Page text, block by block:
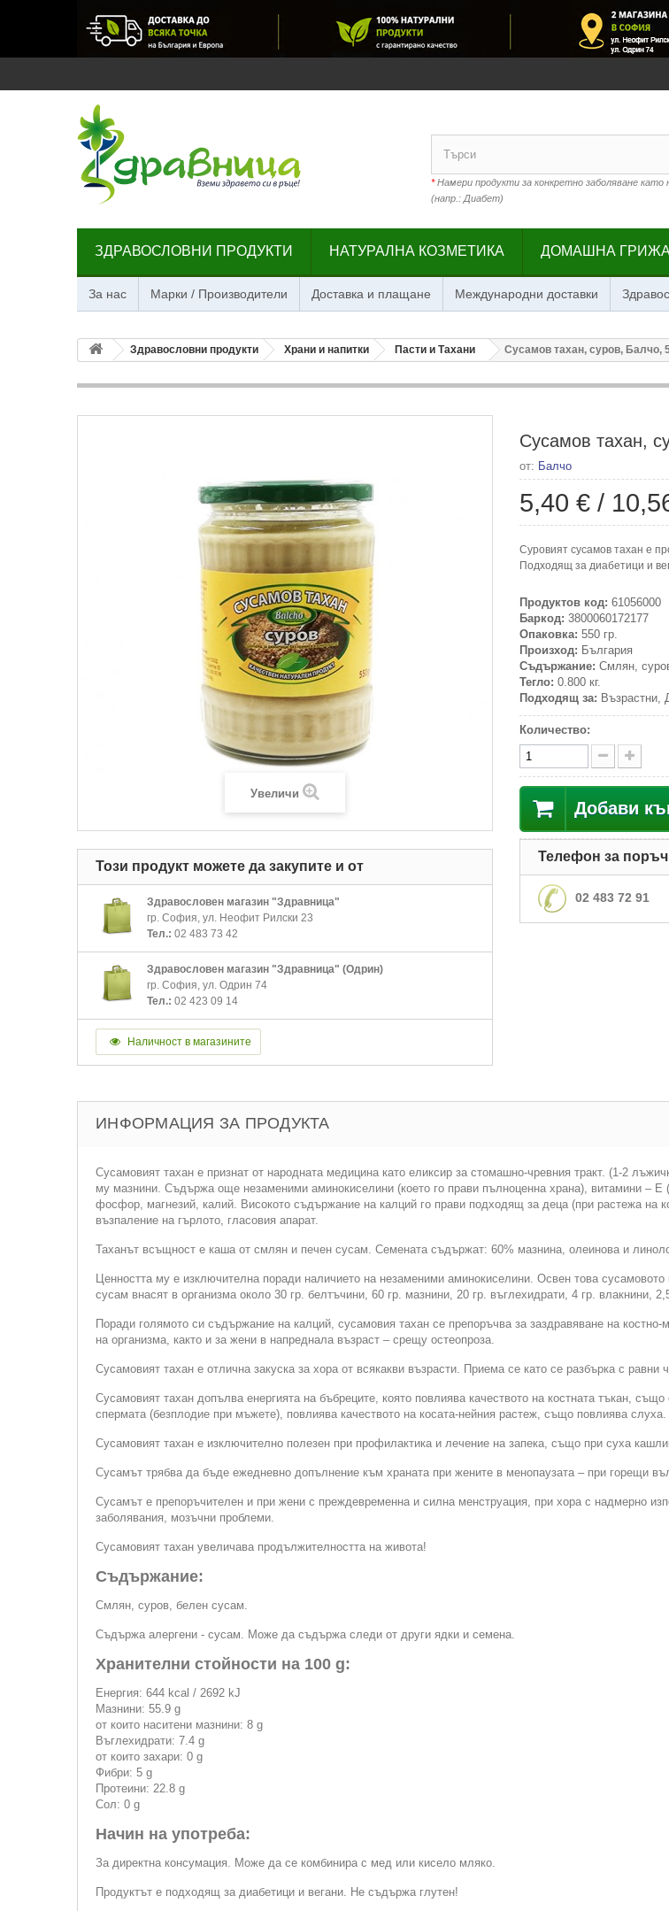
*Намери продукти за конкретно заболяване
(напр.: Диабет)
ЗДРАВОСЛОВНИ ПРОДУКТИ НАТУРАЛНА КОЗМЕТИКА ДОМАШНА ГРИЖА
За нас Марки / Производители Доставка и плащане Международни доставки
Здравословни продукти Храни и напитки Пасти и Тахани Сусамов тахан, суров, Балчо,
Увеличи
Този продукт можете да закупите и от
Здравословен магазин "Здравница"
гр. София, ул. Неофит Рилски 23
Тел.: 02 483 73 42
Здравословен магазин "Здравница" (Одрин)
гр. София, ул. Одрин 74
Тел.: 02 423 09 14
Наличност в магазините
Сусамов тахан,
от: Балчо
5,40 € /
Суровият сусамов тахан е
Подходящ за диабетици и
Продуктов код: 61056000
Баркод: 3800060172177
Опаковка: 550 гр.
Произход: България
Съдържание: Смлян,
Тегло: 0.800 кг.
Подходящ за: Възрастни,
Количество:
Добави
Телефон за
02 483 72 91
ИНФОРМАЦИЯ ЗА ПРОДУКТА
Сусамовият тахан е признат от народната медицина като еликсир за стомашно-чревния тракт. (1-2
му мазнини. Съдържа още незаменими аминокиселини (което го прави пълноценна храна), витамини –
фосфор, магнезий, калий. Високото съдържание на калций го прави подходящ за деца (при растежа на
възпаление на гърлото, гласовия апарат.
Таханът всъщност е каша от смлян и печен сусам. Семената съдържат: 60% мазнина, олеинова и
Ценността му е изключителна поради наличието на незаменими аминокиселини. Освен това
сусам внасят в организма около 30 гр. белтъчини, 60 гр. мазнини, 20 гр. въглехидрати, 4 гр. влакнини,
Поради голямото си съдържание на калций, сусамовия тахан се препоръчва за заздравяване на
на организма, както и за жени в напреднала възраст – срещу остеопроза.
Сусамовият тахан е отлична закуска за хора от всякакви възрасти. Приема се като се разбърка с равни
Сусамовият тахан допълва енергията на бъбреците, която повлиява качеството на костната тъкан,
спермата (безплодие при мъжете), повлиява качеството на косата-нейния растеж, също повлиява слуха.
Сусамовият тахан е изключително полезен при профилактика и лечение на запека, също при суха
Сусамът трябва да бъде ежедневно допълнение към храната при жените в менопаузата – при горещи
Сусамът е препоръчителен и при жени с преждевременна и силна менструация, при хора с надмерно
заболявания, мозъчни проблеми.
Сусамовият тахан увеличава продължителността на живота!
Съдържание:
Смлян, суров, белен сусам.
Съдържа алергени - сусам. Може да съдържа следи от други ядки и семена.
Хранителни стойности на 100 g:
Енергия: 644 kcal / 2692 kJ
Мазнини: 55.9 g
от които наситени мазнини: 8 g
Въглехидрати: 7.4 g
от които захари: 0 g
Фибри: 5 g
Протеини: 22.8 g
Сол: 0 g
Начин на употреба:
За директна консумация. Може да се комбинира с мед или кисело мляко.
Продуктът е подходящ за диабетици и вегани. Не съдържа глутен!